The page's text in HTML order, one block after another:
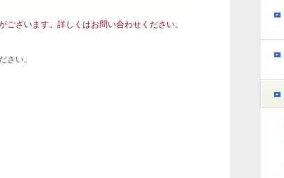
ざいます。詳しくはお問い合わせください。
さい。